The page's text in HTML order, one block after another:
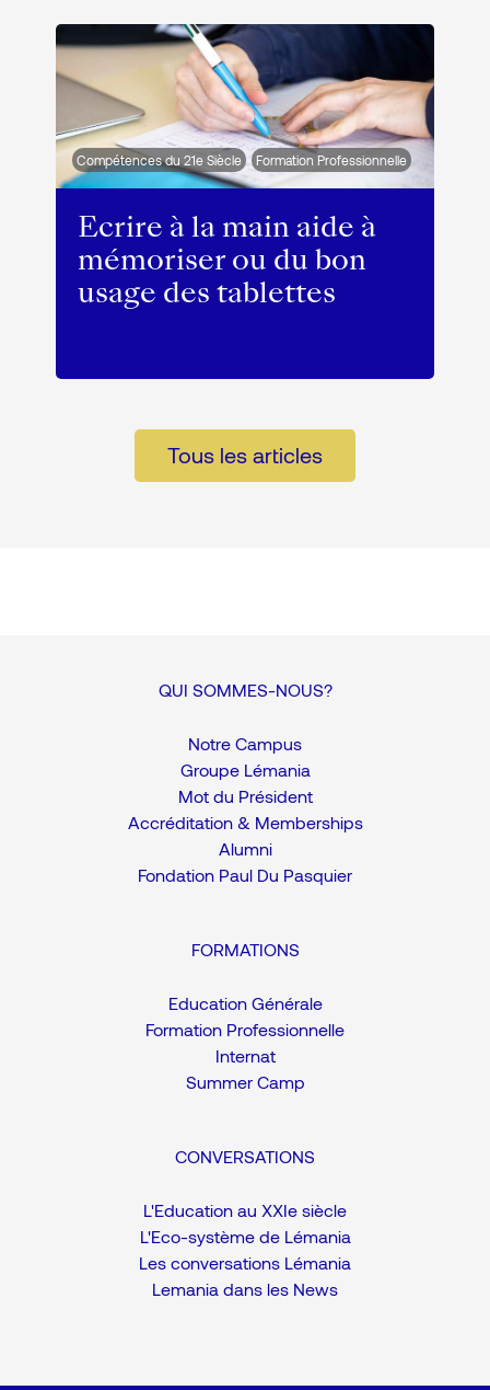
Compétences du 21e Siècle Formation Professionnelle
Ecrire à la main aide à
mémoriser ou du bon
usage des tablettes
Tous les articles
QUI SOMMES-NOUS?
Notre Campus
Groupe Lémania
Mot du Président
Accréditation & Memberships
Alumni
Fondation Paul Du Pasquier
FORMATIONS
Education Générale
Formation Professionnelle
Internat
Summer Camp
CONVERSATIONS
L'Education au XXIe siècle
L'Eco-système de Lémania
Les conversations Lémania
Lemania dans les News